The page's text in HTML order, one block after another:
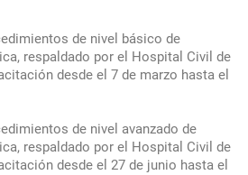
de nivel básico de
respaldado por el Hospital Civil de
desde el 7 de marzo hasta el
de nivel avanzado de
respaldado por el Hospital Civil de
desde el 27 de junio hasta el